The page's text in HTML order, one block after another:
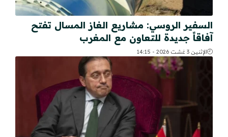
السفير الروسي: مشاريع الغاز المسال تفتح
آفاقاً جديدة للتعاون مع المغرب
الإثنين 3 غشت 2026 - 14:15